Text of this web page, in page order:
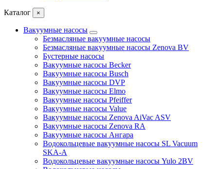
Каталог ×
Вакуумные насосы
Безмасляные вакуумные насосы
Безмасляные вакуумные насосы Zenova BV
Бустерные насосы
Вакуумные насосы Becker
Вакуумные насосы Busch
Вакуумные насосы DVP
Вакуумные насосы Elmo
Вакуумные насосы Pfeiffer
Вакуумные насосы Value
Вакуумные насосы Zenova AiVac ASV
Вакуумные насосы Zenova RA
Вакуумные насосы Ангара
Водокольцевые вакуумные насосы SL Vacuum
SKA-A
Водокольцевые вакуумные насосы Yulo 2BV